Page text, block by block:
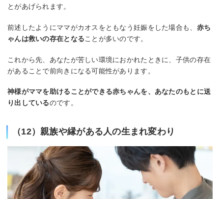
とがあげられます。
前述したようにママがカオスをともなう妊娠をした場合も、 赤ち
ゃんは救いの存在となることが多いのです。
これから先、あなたが苦しい環境におかれたときに、子供の存在
があることで前向きになる可能性があります。
神様がママを助けることができる赤ちゃんを、あなたのもとに送
り出しているのです。
（12）親族や縁がある人の生まれ変わり